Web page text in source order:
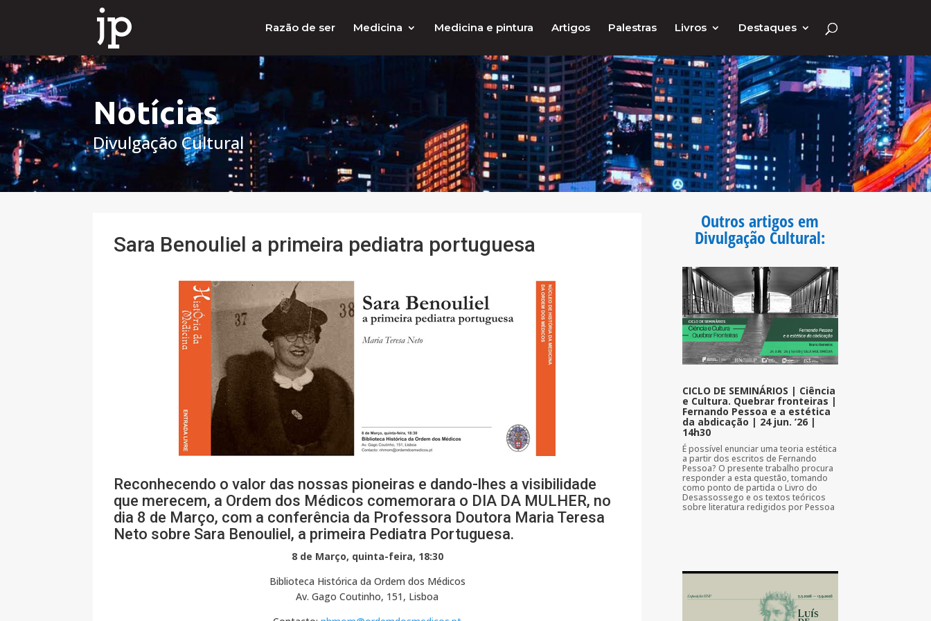
Razão de ser Medicina Medicina e pintura Artigos Palestras Livros Destaques
Notícias
Divulgação Cultural
Sara Benouliel a primeira pediatra portuguesa
Reconhecendo o valor das nossas pioneiras e dando-lhes a visibilidade
que merecem, a Ordem dos Médicos comemorara o DIA DA MULHER, no
dia 8 de Março, com a conferência da Professora Doutora Maria Teresa
Neto sobre Sara Benouliel, a primeira Pediatra Portuguesa.
8 de Março, quinta-feira, 18:30
Biblioteca Histórica da Ordem dos Médicos
Av. Gago Coutinho, 151, Lisboa
Outros artigos em
Divulgação Cultural:
CICLO DE SEMINÁRIOS | Ciência
e Cultura. Quebrar fronteiras |
Fernando Pessoa e a estética
da abdicação | 24 jun. ’26 |
14h30
É possível enunciar uma teoria estética
a partir dos escritos de Fernando
Pessoa? O presente trabalho procura
responder a esta questão, tomando
como ponto de partida o Livro do
Desassossego e os textos teóricos
sobre literatura redigidos por Pessoa